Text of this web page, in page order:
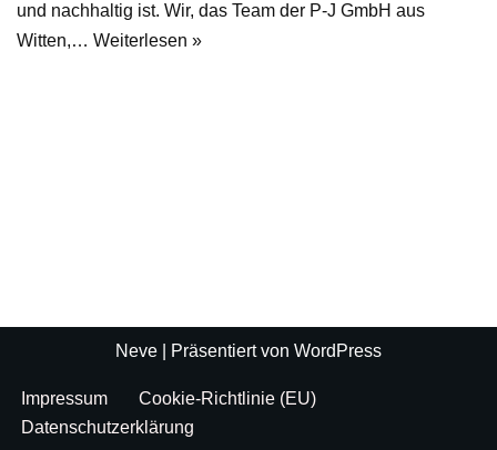
und nachhaltig ist. Wir, das Team der P-J GmbH aus
Witten,… Weiterlesen »
Neve | Präsentiert von WordPress
Impressum
Cookie-Richtlinie (EU)
Datenschutzerklärung